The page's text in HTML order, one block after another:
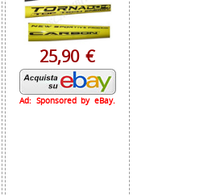
25,90 €
Ad: Sponsored by eBay.